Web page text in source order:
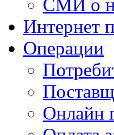
СМИ о
Интернет
Операции
Онлайн